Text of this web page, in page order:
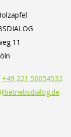
11
+49 221 50054532